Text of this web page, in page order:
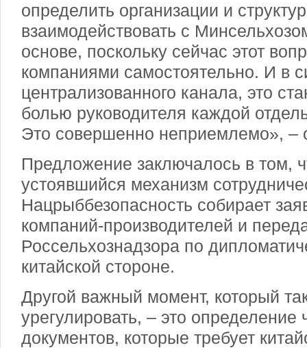
определить организации и
взаимодействовать с
основе, поскольку сейчас этот
компаниями самостоятельно. И в
централизованного канала, это
болью руководителя каждой
Это совершенно неприемлемо», –
Предложение заключалось в том,
устоявшийся механизм
Нацрыббезопасность собирает
компаний-производителей и
Россельхознадзора по
китайской стороне.
Другой важный момент, который
урегулировать, – это определение
документов, которые требует